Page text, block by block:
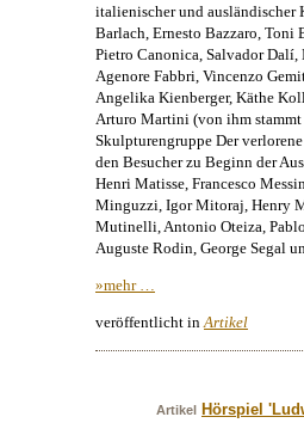
italienischer und ausländischer
Barlach, Ernesto Bazzaro, Toni
Pietro Canonica, Salvador Dalí,
Agenore Fabbri, Vincenzo
Angelika Kienberger, Käthe
Arturo Martini (von ihm stammt
Skulpturengruppe Der
den Besucher zu Beginn der
Henri Matisse, Francesco
Minguzzi, Igor Mitoraj, Henry
Mutinelli, Antonio Oteiza, Pablo
Auguste Rodin, George Segal
»mehr …
veröffentlicht inArtikel
Artikel Hörspiel